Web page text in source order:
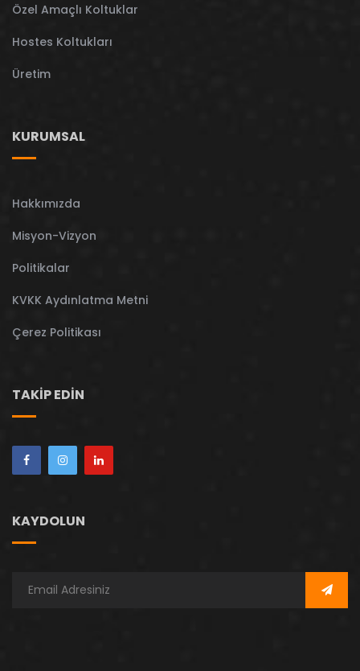
Özel Amaçlı Koltuklar
Hostes Koltukları
Üretim
KURUMSAL
Hakkımızda
Misyon-Vizyon
Politikalar
KVKK Aydınlatma Metni
Çerez Politikası
TAKIP EDIN
KAYDOLUN